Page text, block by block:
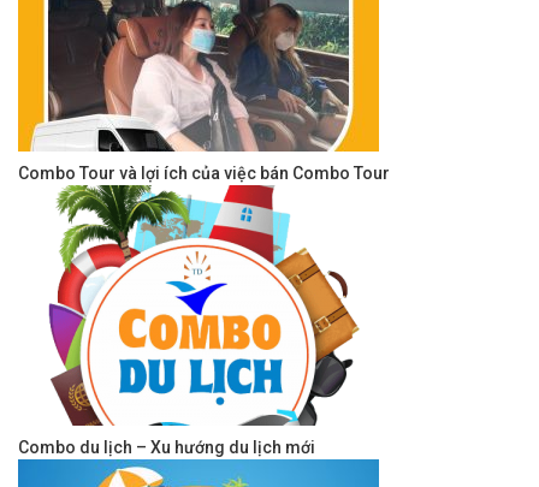
Combo Tour và lợi ích của việc bán Combo Tour
Combo du lịch – Xu hướng du lịch mới